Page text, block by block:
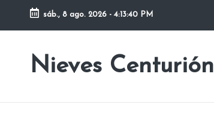
Saltar
contenido
sáb., 8 ago. 2026 - 4:13:41 PM
Nieves Centurión